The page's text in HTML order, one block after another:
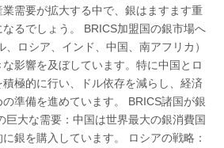
需要が拡大する中で、銀はますます重
るでしょう。 BRICS加盟国の銀市場へ
ロシア、インド、中国、南アフリカ）
影響を及ぼしています。特に中国とロ
極的に行い、ドル依存を減らし、経済
準備を進めています。 BRICS諸国が銀
巨大な需要：中国は世界最大の銀消費国
銀を購入しています。 ロシアの戦略：